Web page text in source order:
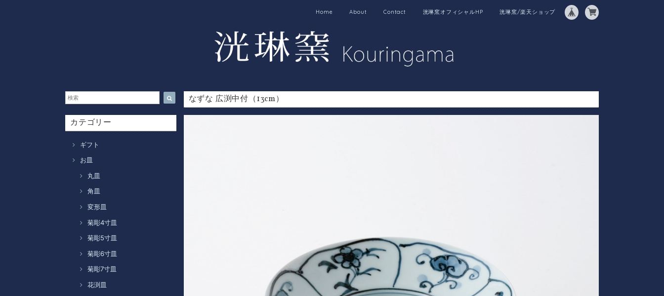
Home About Contact 洸琳窯オフィシャルHP 洸琳窯/楽天ショップ
カテゴリー
ギフト
お皿
丸皿
角皿
変形皿
菊彫4寸皿
菊彫5寸皿
菊彫6寸皿
菊彫7寸皿
花渕皿
なずな 広渕中付（13cm）